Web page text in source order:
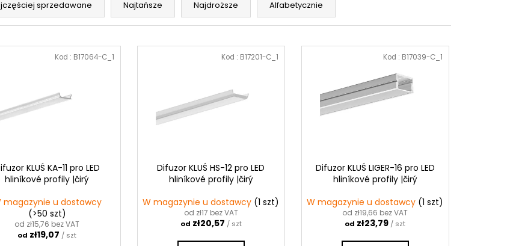
sprzedawane Najtańsze Najdroższe Alfabetycznie
KLUŚ KA-11 pro LED
hliníkové profily |čirý
magazynie u dostawcy
(>50 szt)
od zł15,76 bez VAT
od zł19,07 / szt
Kod : B17064-C_1
Difuzor KLUŚ HS-12 pro LED
hliníkové profily |čirý
W magazynie u dostawcy (1 szt)
od zł17 bez VAT
od zł20,57 / szt
Kod : B17201-C_1
Difuzor KLUŚ LIGER-16 pro LED
hliníkové profily |čirý
W magazynie u dostawcy (1 szt)
od zł19,66 bez VAT
od zł23,79 / szt
Kod : B17039-C_1